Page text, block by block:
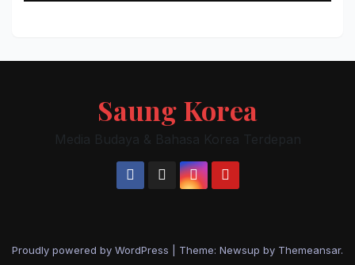
Saung Korea
Media Budaya & Bahasa Korea Terdepan
Proudly powered by WordPress Theme: Newsup by Themeansar.